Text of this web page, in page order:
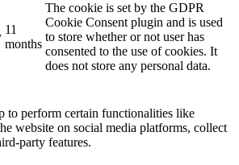
11
months
The cookie is set by the GDPR
Cookie Consent plugin and is used
to store whether or not user has
consented to the use of cookies. It
does not store any personal data.
to perform certain functionalities like
website on social media platforms, collect
party features.